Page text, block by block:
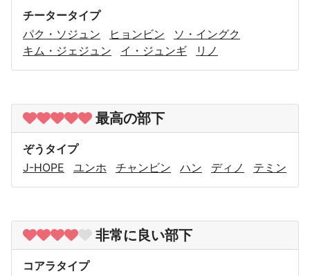
チータータイプ
パク・ソジュン
ヒョンビン
ソ・イングク
キム・ジェジュン
イ・ジュンギ リノ
最高の部下
ぞうタイプ
J-HOPE
ユンホ チャンビン ハン ディノ テミン
非常に良い部下
コアラタイプ